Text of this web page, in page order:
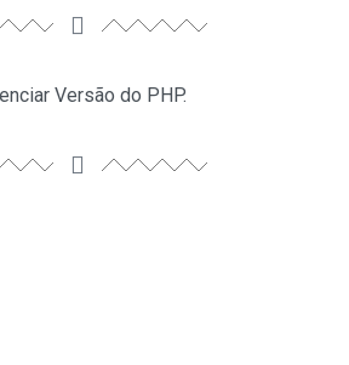
Versão do PHP.